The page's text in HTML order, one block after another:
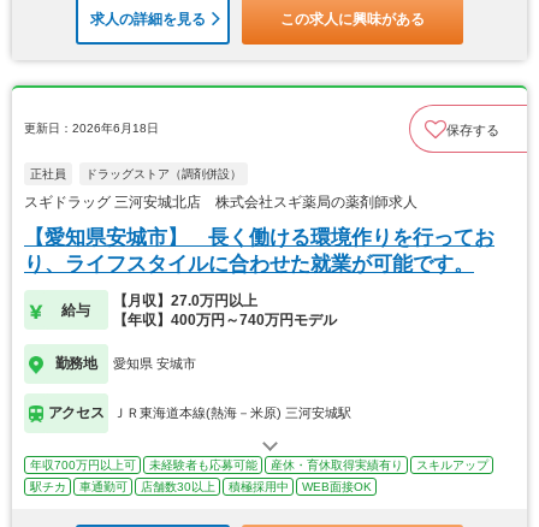
求人の詳細を見る この求人に興味がある
更新日：2026年6月18日 保存する
正社員 ドラッグストア（調剤併設）
スギドラッグ 三河安城北店 株式会社スギ薬局の薬剤師求人
【愛知県安城市】 長く働ける環境作りを行ってお
り、ライフスタイルに合わせた就業が可能です。
給与
【月収】27.0万円以上
【年収】400万円～740万円モデル
勤務地 愛知県 安城市
アクセス ＪＲ東海道本線(熱海－米原) 三河安城駅
年収700万円以上可 未経験者も応募可能 産休・育休取得実績有り
スキルアップ
駅チカ
車通勤可 店舗数30以上 積極採用中 WEB面接OK